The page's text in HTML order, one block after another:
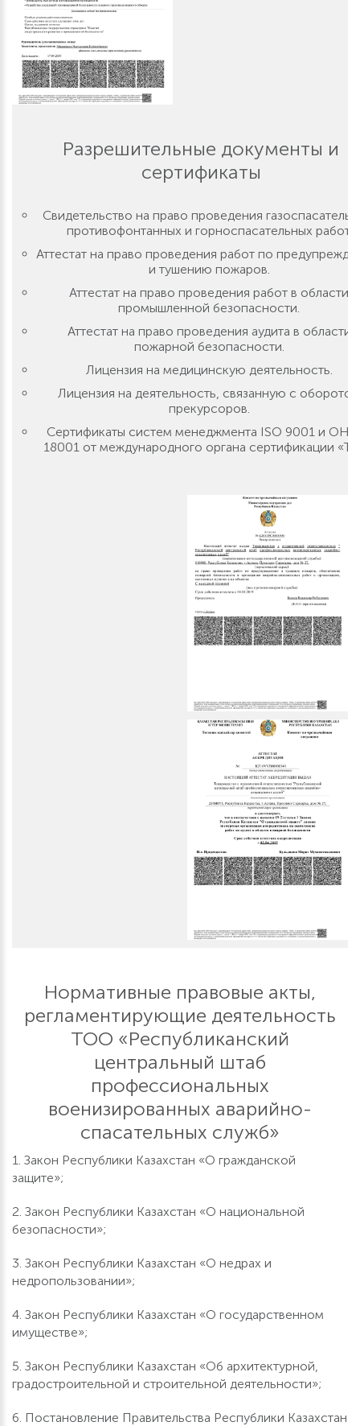
Разрешительные документы и
сертификаты
Свидетельство на право проведения
противофонтанных и горноспасательных работ.
Аттестат на право проведения работ по
и тушению пожаров.
Аттестат на право проведения работ в области
промышленной безопасности.
Аттестат на право проведения аудита в области
пожарной безопасности.
Лицензия на медицинскую деятельность.
Лицензия на деятельность, связанную с оборотом
прекурсоров.
Сертификаты систем менеджмента ISO 9001 и
18001 от международного органа сертификации
Нормативные правовые акты,
регламентирующие деятельность
ТОО «Республиканский
центральный штаб
профессиональных
военизированных аварийно-
спасательных служб»
1. Закон Республики Казахстан «О гражданской
защите»;
2. Закон Республики Казахстан «О национальной
безопасности»;
3. Закон Республики Казахстан «О недрах и
недропользовании»;
4. Закон Республики Казахстан «О государственном
имуществе»;
5. Закон Республики Казахстан «Об архитектурной,
градостроительной и строительной деятельности»;
6. Постановление Правительства Республики Казахстан